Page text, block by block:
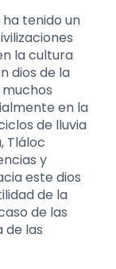
ha tenido un
la cultura
dios de la
en la
de lluvia
Tláloc
y
este dios
de la
de las
de las